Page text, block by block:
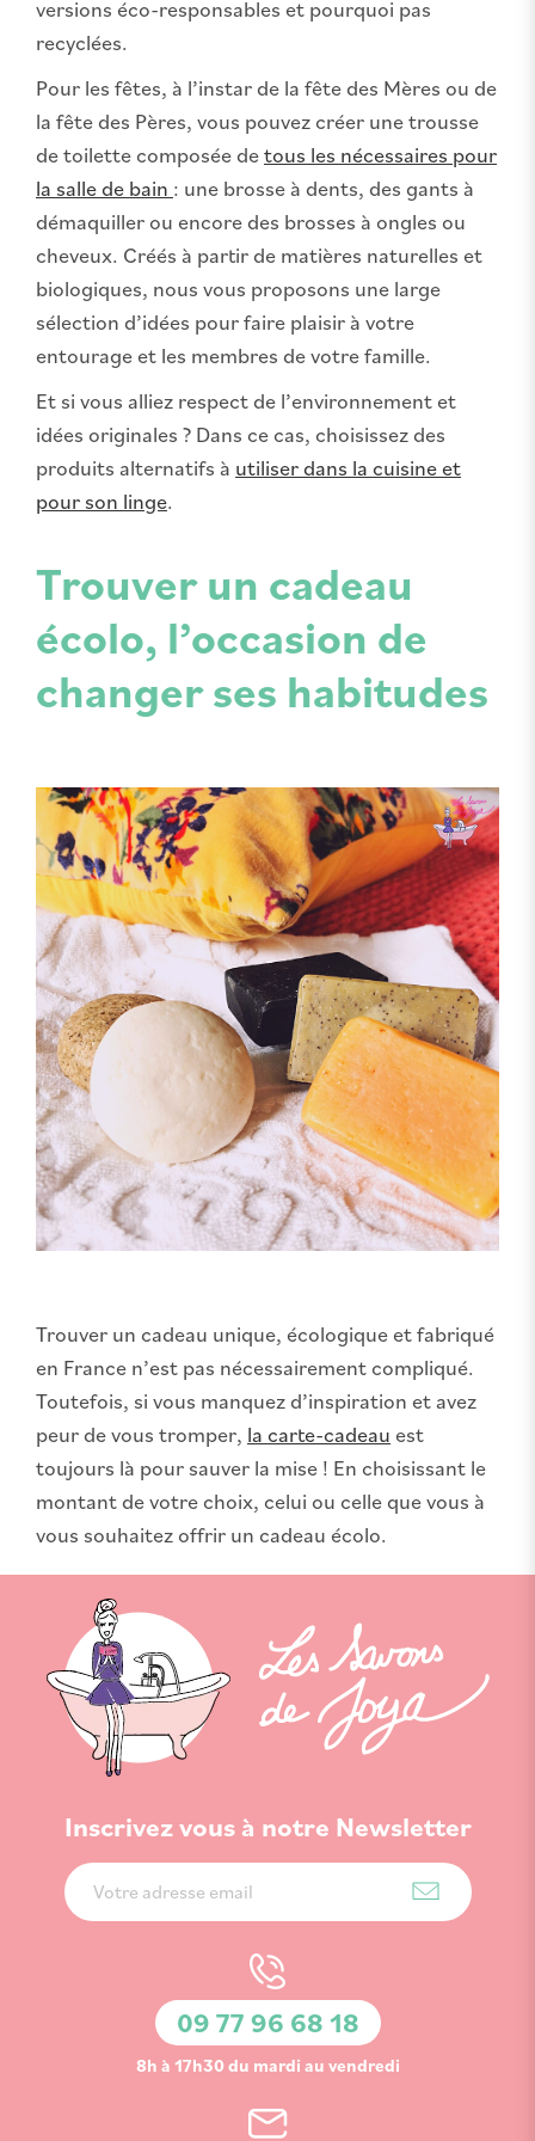
versions éco-responsables et pourquoi pas
recyclées.
Pour les fêtes, à l’instar de la fête des Mères ou de
la fête des Pères, vous pouvez créer une trousse
de toilette composée detous les nécessaires pour
la salle de bain : une brosse à dents, des gants à
démaquiller ou encore des brosses à ongles ou
cheveux. Créés à partir de matières naturelles et
biologiques, nous vous proposons une large
sélection d’idées pour faire plaisir à votre
entourage et les membres de votre famille.
Et si vous alliez respect de l’environnement et
idées originales ? Dans ce cas, choisissez des
produits alternatifs à utiliser dans la cuisine et
pour son linge.
Trouver un cadeau
écolo, l’occasion de
changer ses habitudes
Trouver un cadeau unique, écologique et fabriqué
en France n’est pas nécessairement compliqué.
Toutefois, si vous manquez d’inspiration et avez
peur de vous tromper, la carte-cadeau est
toujours là pour sauver la mise ! En choisissant le
montant de votre choix, celui ou celle que vous à
vous souhaitez offrir un cadeau écolo.
Inscrivez vous à notre Newsletter
Inscription
à
09 77 96 68 18
8h à 17h30 du mardi au vendredi